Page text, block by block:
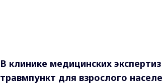
В клинике медицинских
травмпункт для взрослого